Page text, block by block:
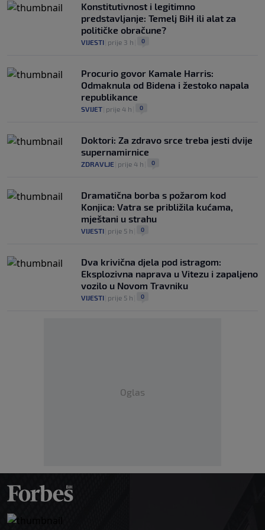
Konstitutivnost i legitimno
predstavljanje: Temelj BiH ili alat za
političke obračune?
VIJESTI prije 3 h 0
Procurio govor Kamale Harris:
Odmaknula od Bidena i žestoko napala
republikance
SVIJET prije 4 h 0
Doktori: Za zdravo srce treba jesti dvije
supernamirnice
ZDRAVLJE prije 4 h 0
Dramatična borba s požarom kod
Konjica: Vatra se približila kućama,
mještani u strahu
VIJESTI prije 5 h 0
Dva krivična djela pod istragom:
Eksplozivna naprava u Vitezu i zapaljeno
vozilo u Novom Travniku
VIJESTI prije 5 h 0
Oglas